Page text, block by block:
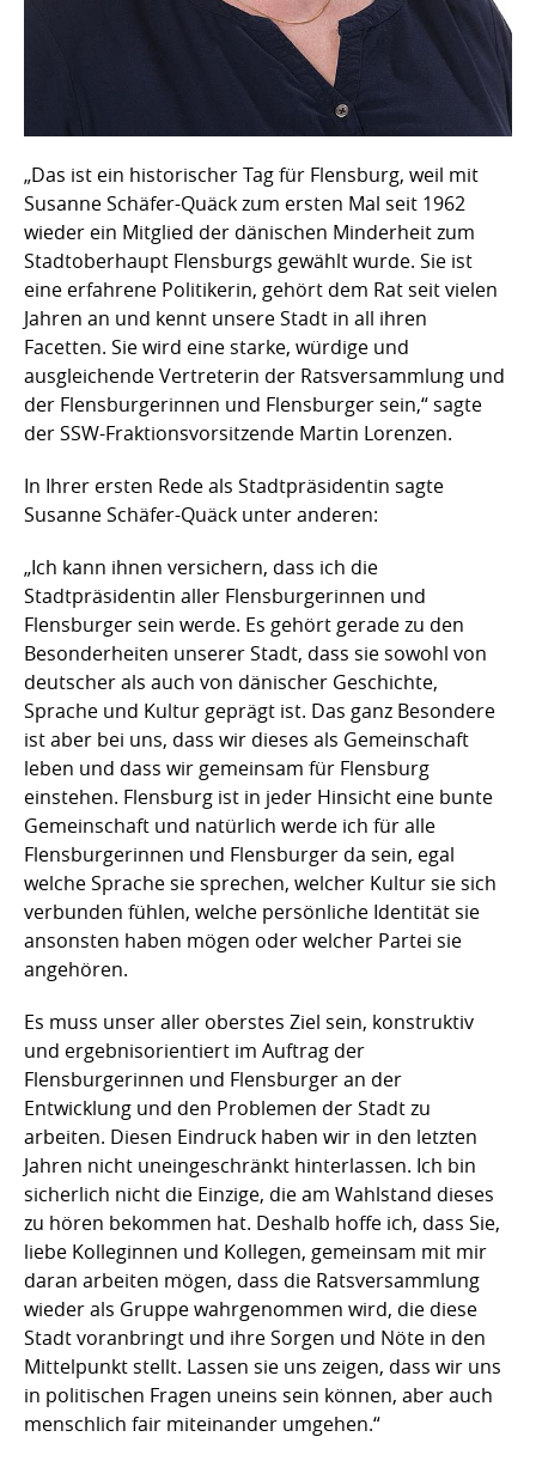
„Das ist ein historischer Tag für Flensburg, weil mit
Susanne Schäfer-Quäck zum ersten Mal seit 1962
wieder ein Mitglied der dänischen Minderheit zum
Stadtoberhaupt Flensburgs gewählt wurde. Sie ist
eine erfahrene Politikerin, gehört dem Rat seit vielen
Jahren an und kennt unsere Stadt in all ihren
Facetten. Sie wird eine starke, würdige und
ausgleichende Vertreterin der Ratsversammlung und
der Flensburgerinnen und Flensburger sein,“ sagte
der SSW-Fraktionsvorsitzende Martin Lorenzen.
In Ihrer ersten Rede als Stadtpräsidentin sagte
Susanne Schäfer-Quäck unter anderen:
„Ich kann ihnen versichern, dass ich die
Stadtpräsidentin aller Flensburgerinnen und
Flensburger sein werde. Es gehört gerade zu den
Besonderheiten unserer Stadt, dass sie sowohl von
deutscher als auch von dänischer Geschichte,
Sprache und Kultur geprägt ist. Das ganz Besondere
ist aber bei uns, dass wir dieses als Gemeinschaft
leben und dass wir gemeinsam für Flensburg
einstehen. Flensburg ist in jeder Hinsicht eine bunte
Gemeinschaft und natürlich werde ich für alle
Flensburgerinnen und Flensburger da sein, egal
welche Sprache sie sprechen, welcher Kultur sie sich
verbunden fühlen, welche persönliche Identität sie
ansonsten haben mögen oder welcher Partei sie
angehören.
Es muss unser aller oberstes Ziel sein, konstruktiv
und ergebnisorientiert im Auftrag der
Flensburgerinnen und Flensburger an der
Entwicklung und den Problemen der Stadt zu
arbeiten. Diesen Eindruck haben wir in den letzten
Jahren nicht uneingeschränkt hinterlassen. Ich bin
sicherlich nicht die Einzige, die am Wahlstand dieses
zu hören bekommen hat. Deshalb hoffe ich, dass Sie,
liebe Kolleginnen und Kollegen, gemeinsam mit mir
daran arbeiten mögen, dass die Ratsversammlung
wieder als Gruppe wahrgenommen wird, die diese
Stadt voranbringt und ihre Sorgen und Nöte in den
Mittelpunkt stellt. Lassen sie uns zeigen, dass wir uns
in politischen Fragen uneins sein können, aber auch
menschlich fair miteinander umgehen.“